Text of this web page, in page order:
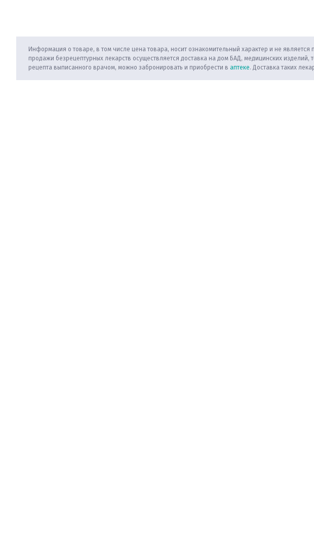
Информация о товаре, в том числе цена товара, носит ознакомительный характер и не
продажи безрецептурных лекарств осуществляется доставка на дом БАД, медицинских
рецепта выписанного врачом, можно забронировать и приобрести в аптеке. Доставка таких